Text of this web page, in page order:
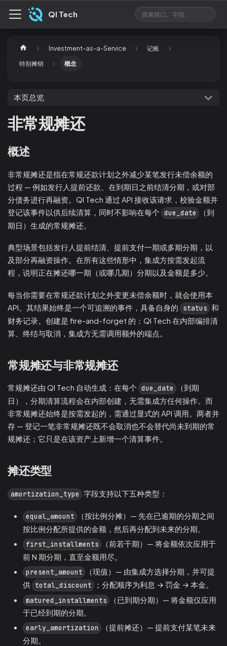
QI Tech
Investment-as-a-Service
记账
特别摊销
概念
本页总览
非常规摊还
概述
非常规摊还是指在常规还款计划之外减少某笔发行未偿余额的
过程 — 例如发行人提前还款、在到期日之前结清分期，或对部
分债务进行再融资。QI Tech 通过 API 接收该请求，校验金额并
登记该事件以供后续清算，同时不影响在每个 due_date
（到
期日）生成的常规摊还。
典型场景包括发行人提前结清、提前支付一期或多期分期，以
及部分再融资操作。在所有这些情形中，集成方按需发起流
程，说明正在摊还哪一期（或哪几期）分期以及金额是多少。
每当你需要在常规还款计划之外变更未偿余额时，就会使用本
API。其结果始终是一个可追溯的事件，具备自身的
status 和
财务记录。创建是 fire-and-forget 的：QI Tech 在内部编排清
算、终结与取消，集成方无需调用额外的端点。
常规摊还与非常规摊还
常规摊还由 QI Tech 自动生成：在每个 due_date
（到期
日），分期清算流程会在内部创建，无需集成方任何操作。而
非常规摊还始终是按需发起的，需通过显式的 API 调用。两者并
存 — 登记一笔非常规摊还既不会取消也不会替代尚未到期的常
规摊还；它只是在该资产上新增一个清算事件。
摊还类型
amortization_type 字段支持以下五种类型：
equal_amount
（按比例分摊）— 先在已逾期的分期之间
按比例分配所提供的金额，然后再分配到未来的分期。
first_installments
（前若干期）— 将金额依次应用于
前 N 期分期，直至金额用尽。
present_amount
（现值）— 由集成方选择分期，并可提
供 total_discount ；分配顺序为利息 → 罚金 → 本金。
matured_installments
（已到期分期）— 将金额仅应用
于已经到期的分期。
early_amortization
（提前摊还）— 提前支付某笔未来
分期。